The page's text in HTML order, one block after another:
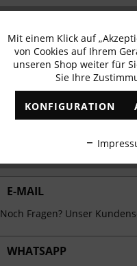
✓ Exklusive Angebote
E-MAIL
Noch Fragen? Unser
WHATSAPP
Funktionale
Marketing
Tracking
Personalisierung
Service
Mit einem Klick auf
von Cookies auf Ihrem
unseren Shop weiter für
Sie Ihre
KONFIGURATION